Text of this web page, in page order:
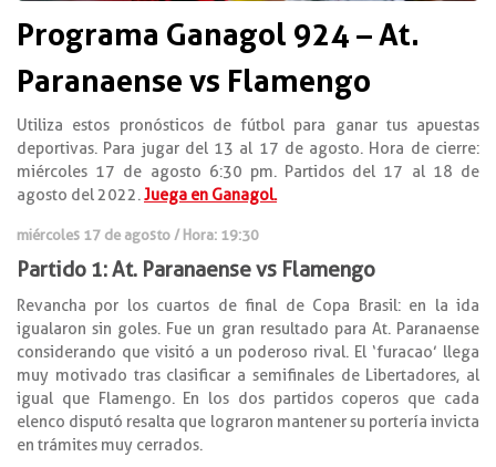
Programa Ganagol 924 – At.
Paranaense vs Flamengo
Utiliza estos pronósticos de fútbol para ganar tus apuestas
deportivas. Para jugar del 13 al 17 de agosto. Hora de cierre:
miércoles 17 de agosto 6:30 pm. Partidos del 17 al 18 de
agosto del 2022. Juega en Ganagol.
miércoles 17 de agosto / Hora: 19:30
Partido 1: At. Paranaense vs Flamengo
Revancha por los cuartos de final de Copa Brasil: en la ida
igualaron sin goles. Fue un gran resultado para At. Paranaense
considerando que visitó a un poderoso rival. El ‘furacao’ llega
muy motivado tras clasificar a semifinales de Libertadores, al
igual que Flamengo. En los dos partidos coperos que cada
elenco disputó resalta que lograron mantener su portería invicta
en trámites muy cerrados.